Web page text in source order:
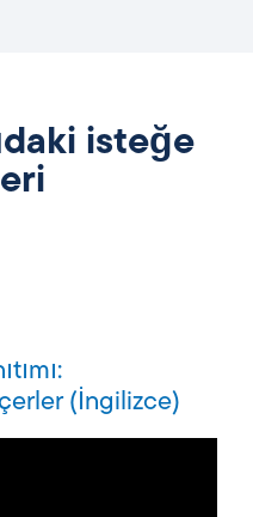
isteğe
(İngilizce)